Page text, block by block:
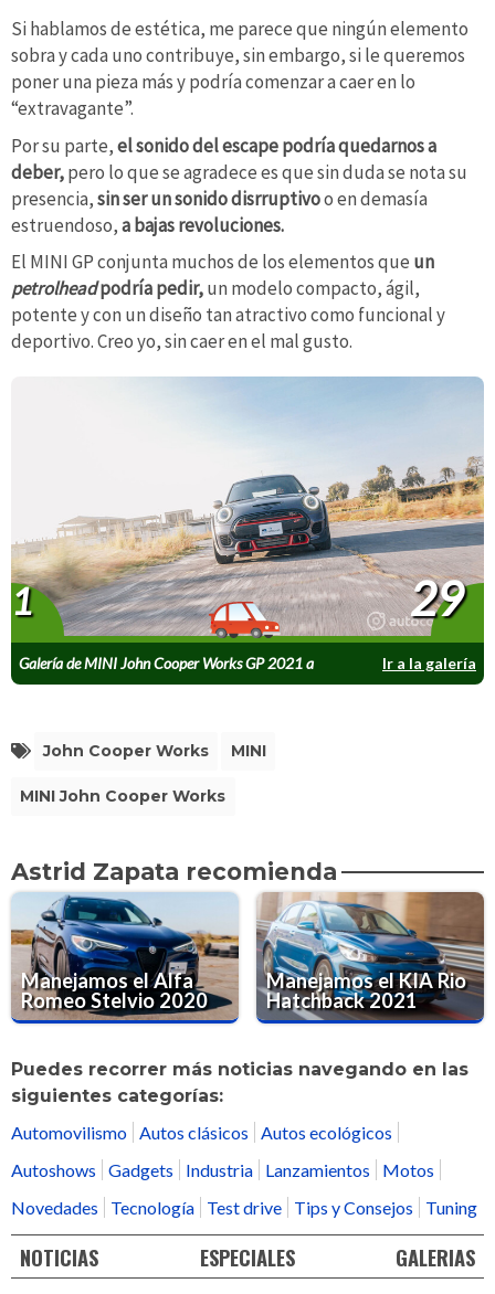
Si hablamos de estética, me parece que ningún elemento
sobra y cada uno contribuye, sin embargo, si le queremos
poner una pieza más y podría comenzar a caer en lo
“extravagante”.
Por su parte,el sonido del escape podría quedarnos a
deber,pero lo que se agradece es que sin duda se nota su
presencia,sin ser un sonido disrruptivoo en demasía
estruendoso,a bajas revoluciones.
El MINI GP conjunta muchos de los elementos que un
petrolheadpodría pedir,un modelo compacto, ágil,
potente y con un diseño tan atractivo como funcional y
deportivo. Creo yo, sin caer en el mal gusto.
Galería de MINI John Cooper Works GP 2021 a
prueba
Ir a la galería
1 29
John Cooper Works MINI
MINI John Cooper Works
Astrid Zapata recomienda
Manejamos el Alfa
Romeo Stelvio 2020
Manejamos el KIA Rio
Hatchback 2021
Puedes recorrer más noticias navegando en las
siguientes categorías:
Automovilismo Autos clásicos
Autos ecológicos
Autoshows
Gadgets Industria Lanzamientos
Motos
Novedades
Tecnología Test drive Tips y Consejos Tuning
NOTICIAS ESPECIALES GALERIAS